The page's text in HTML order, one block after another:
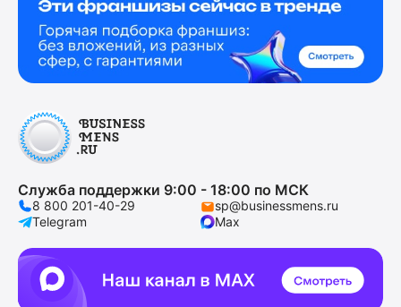
Служба поддержки 9:00 - 18:00 по МСК
8 800 201-40-29
sp@businessmens.ru
Telegram
Max